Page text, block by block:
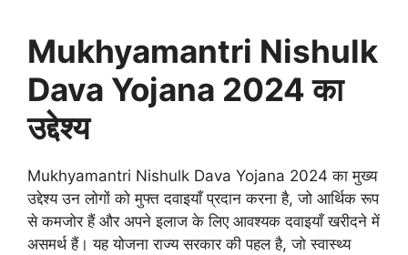
Mukhyamantri Nishulk
Dava Yojana 2024 का
उद्देश्य
Mukhyamantri Nishulk Dava Yojana 2024 का मुख्य
उद्देश्य उन लोगों को मुफ्त दवाइयाँ प्रदान करना है, जो आर्थिक रूप
से कमजोर हैं और अपने इलाज के लिए आवश्यक दवाइयाँ खरीदने में
असमर्थ हैं। यह योजना राज्य सरकार की पहल है, जो स्वास्थ्य